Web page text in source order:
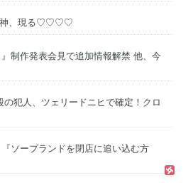
神、現る♡♡♡♡
』制作発表会見で追加情報解禁 他、今
の犯人、ツェリードニヒで確定！クロ
『ソープランドを閉店に追い込む方